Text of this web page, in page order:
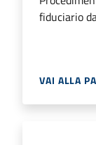
fiduciario
VAI ALLA